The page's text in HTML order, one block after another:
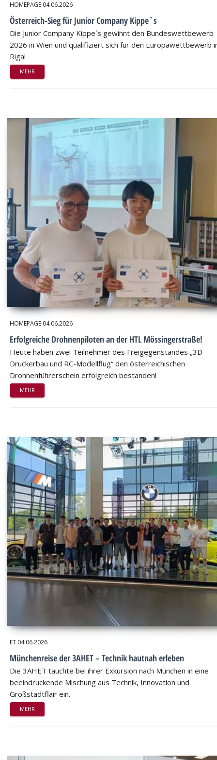
HOMEPAGE 04.06.2026
Österreich-Sieg für Junior Company Kippe`s
Die Junior Company Kippe`s gewinnt den Bundeswettbewerb
2026 in Wien und qualifiziert sich für den Europawettbewerb
Riga!
MEHR
HOMEPAGE 04.06.2026
Erfolgreiche Drohnenpiloten an der HTL Mössingerstraße!
Heute haben zwei Teilnehmer des Freigegenstandes „3D-
Druckerbau und RC-Modellflug“ den österreichischen
Drohnenführerschein erfolgreich bestanden!
MEHR
ET 04.06.2026
Münchenreise der 3AHET – Technik hautnah erleben
Die 3AHET tauchte bei ihrer Exkursion nach München in eine
beeindruckende Mischung aus Technik, Innovation und
Großstadtflair ein.
MEHR